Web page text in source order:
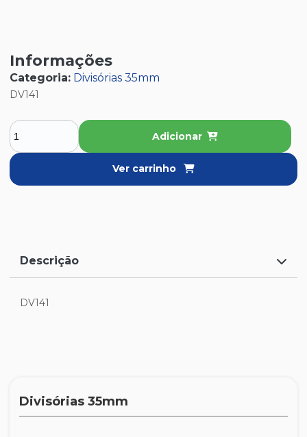
Informações
Categoria: Divisórias 35mm
DV141
Adicionar
Ver carrinho
Descrição
DV141
Divisórias 35mm